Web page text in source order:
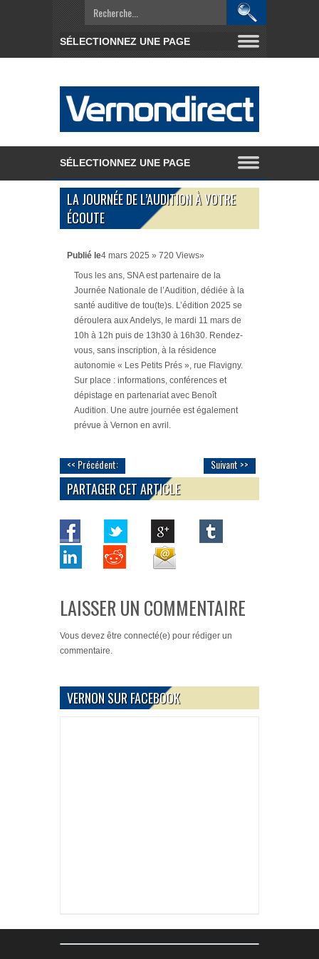
LA JOURNÉE DE L’AUDITION À VOTRE
ÉCOUTE
Publié le4 mars 2025 » 720 Views»
Tous les ans, SNA est partenaire de la
Journée Nationale de l’Audition, dédiée à la
santé auditive de tou(te)s. L’édition 2025 se
déroulera aux Andelys, le mardi 11 mars de
10h à 12h puis de 13h30 à 16h30. Rendez-
vous, sans inscription, à la résidence
autonomie « Les Petits Prés », rue Flavigny.
Sur place : informations, conférences et
dépistage en partenariat avec Benoît
Audition. Une autre journée est également
prévue à Vernon en avril.
<< Précédent: Suivant >>
PARTAGER CET ARTICLE
LAISSER UN COMMENTAIRE
Vous devez être connecté(e) pour rédiger un
commentaire.
VERNON SUR FACEBOOK